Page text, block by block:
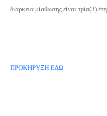
διάρκεια μίσθωσης είναι τρία(3) έτη .
ΠΡΟΚΗΡΥΞΗ ΕΔΩ